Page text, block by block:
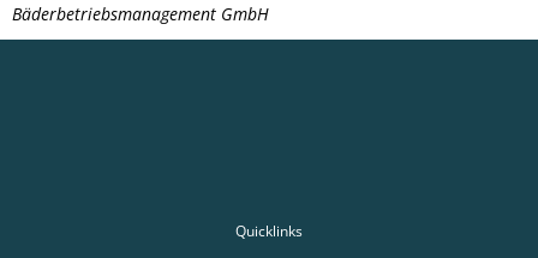
Bäderbetriebsmanagement GmbH
Quicklinks